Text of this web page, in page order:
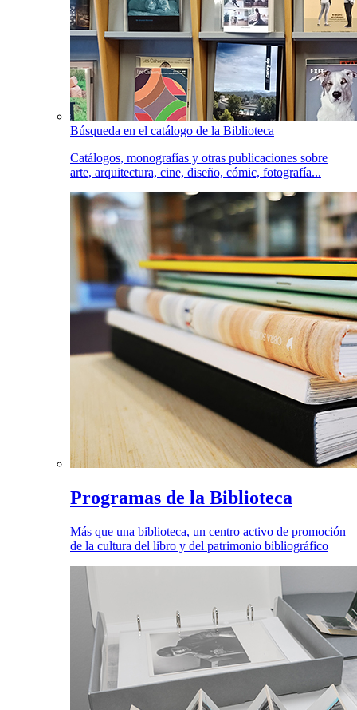
Búsqueda en el catálogo de la Biblioteca
Catálogos, monografías y otras publicaciones sobre
arte, arquitectura, cine, diseño, cómic, fotografía...
Programas de la Biblioteca
Más que una biblioteca, un centro activo de promoción
de la cultura del libro y del patrimonio bibliográfico